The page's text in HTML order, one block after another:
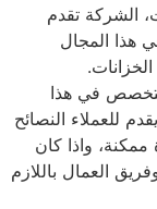
الشركة تقدم
هذا المجال
في هذا
للعملاء النصائح
واذا كان
العمال باللازم